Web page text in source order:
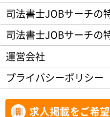
司法書士JOBサーチの
司法書士JOBサーチの
運営会社
プライバシーポリシー
求人掲載をご希